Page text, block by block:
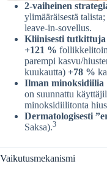
2-vaiheinen
ylimääräisestä
leave-in-sovellus.
Kliinisesti
+121 %
parempi kasvu/
kuukautta) +78 %
Ilman minoksidiilia
on suunnattu
minoksidiilitonta
Dermatologisesti
Saksa).3
Vaikutusmekanismi